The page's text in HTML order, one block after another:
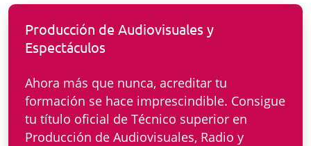
Producción de Audiovisuales y
Espectáculos
Ahora más que nunca, acreditar tu
formación se hace imprescindible. Consigue
tu título oficial de Técnico superior en
Producción de Audiovisuales, Radio y